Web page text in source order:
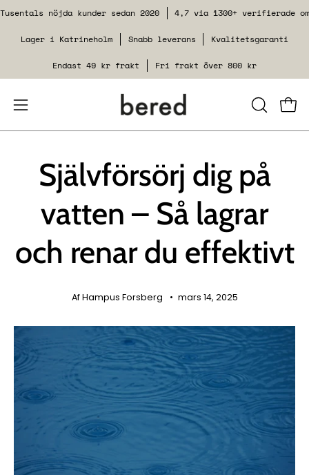
Spring
indhold
Tusentals nöjda kunder sedan 2020 4,7 via 1300+ verifierade
Lager i Katrineholm Snabb leverans Kvalitetsgaranti
Endast 49 kr frakt Fri frakt över 800 kr
Åbn
navigationsmenuen
LUK
Se
Självförsörj dig på
vatten – Så lagrar
och renar du effektivt
Af Hampus Forsberg mars 14, 2025